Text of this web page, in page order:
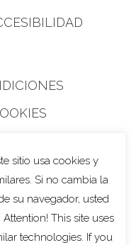
DE CALIFORNIA
sitio usa cookies y
Si no cambia la
su navegador, usted
This site uses
technologies. If you